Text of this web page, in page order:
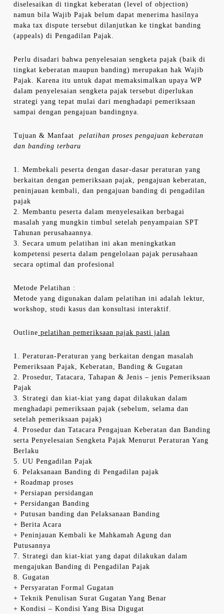
diselesaikan di tingkat keberatan (level of objection)
namun bila Wajib Pajak belum dapat menerima hasilnya
maka tax dispute tersebut dilanjutkan ke tingkat banding
(appeals) di Pengadilan Pajak.
Perlu disadari bahwa penyelesaian sengketa pajak (baik di
tingkat keberatan maupun banding) merupakan hak Wajib
Pajak. Karena itu untuk dapat memaksimalkan upaya WP
dalam penyelesaian sengketa pajak tersebut diperlukan
strategi yang tepat mulai dari menghadapi pemeriksaan
sampai dengan pengajuan bandingnya.
Tujuan & Manfaat
pelatihan proses pengajuan keberatan
dan banding terbaru
1. Membekali peserta dengan dasar-dasar peraturan yang
berkaitan dengan pemeriksaan pajak, pengajuan keberatan,
peninjauan kembali, dan pengajuan banding di pengadilan
pajak
2. Membantu peserta dalam menyelesaikan berbagai
masalah yang mungkin timbul setelah penyampaian SPT
Tahunan perusahaannya.
3. Secara umum pelatihan ini akan meningkatkan
kompetensi peserta dalam pengelolaan pajak perusahaan
secara optimal dan profesional
Metode Pelatihan :
Metode yang digunakan dalam pelatihan ini adalah lektur,
workshop, studi kasus dan konsultasi interaktif.
Outline pelatihan pemeriksaan pajak pasti jalan
1. Peraturan-Peraturan yang berkaitan dengan masalah
Pemeriksaan Pajak, Keberatan, Banding & Gugatan
2. Prosedur, Tatacara, Tahapan & Jenis – jenis Pemeriksaan
Pajak
3. Strategi dan kiat-kiat yang dapat dilakukan dalam
menghadapi pemeriksaan pajak (sebelum, selama dan
setelah pemeriksaan pajak)
4. Prosedur dan Tatacara Pengajuan Keberatan dan Banding
serta Penyelesaian Sengketa Pajak Menurut Peraturan Yang
Berlaku
5. UU Pengadilan Pajak
6. Pelaksanaan Banding di Pengadilan pajak
+ Roadmap proses
+ Persiapan persidangan
+ Persidangan Banding
+ Putusan banding dan Pelaksanaan Banding
+ Berita Acara
+ Peninjauan Kembali ke Mahkamah Agung dan
Putusannya
7. Strategi dan kiat-kiat yang dapat dilakukan dalam
mengajukan Banding di Pengadilan Pajak
8. Gugatan
+ Persyaratan Formal Gugatan
+ Teknik Penulisan Surat Gugatan Yang Benar
+ Kondisi – Kondisi Yang Bisa Digugat